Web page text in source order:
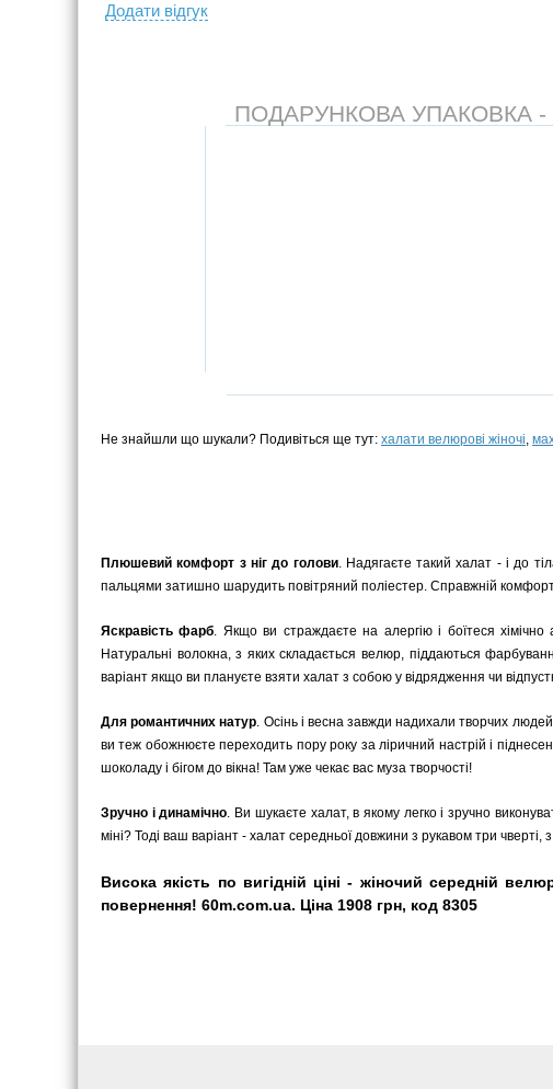
Додати вiдгук
ПОДАРУНКОВА УПАКОВКА -
Не знайшли що шукали? Подивіться ще тут: халати велюрові жіночі,
Плюшевий комфорт з ніг до голови. Надягаєте такий халат - і до
пальцями затишно шарудить повітряний поліестер. Справжній
Яскравість фарб. Якщо ви страждаєте на алергію і боїтеся
Натуральні волокна, з яких складається велюр, піддаються
варіант якщо ви плануєте взяти халат з собою у відрядження чи
Для романтичних натур. Осінь і весна завжди надихали творчих
ви теж обожнюєте переходить пору року за ліричний настрій і
шоколаду і бігом до вікна! Там уже чекає вас муза творчості!
Зручно і динамічно. Ви шукаєте халат, в якому легко і зручно
міні? Тоді ваш варіант - халат середньої довжини з рукавом три чверті,
Висока якість по вигідній ціні - жіночий середній
повернення! 60m.com.ua. Ціна 1908 грн, код 8305